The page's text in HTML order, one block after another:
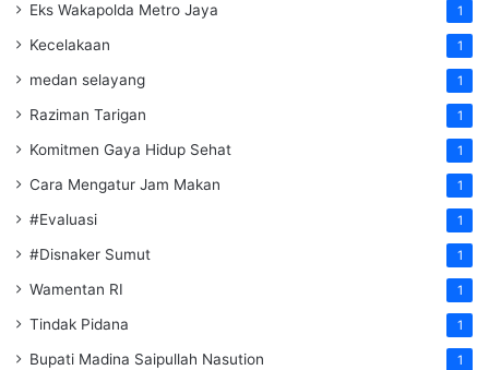
Eks Wakapolda Metro Jaya 1
Kecelakaan 1
medan selayang 1
Raziman Tarigan 1
Komitmen Gaya Hidup Sehat 1
Cara Mengatur Jam Makan 1
#Evaluasi 1
#Disnaker Sumut 1
Wamentan RI 1
Tindak Pidana 1
Bupati Madina Saipullah Nasution 1